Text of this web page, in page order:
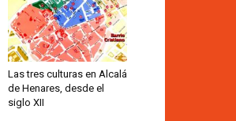
Las tres culturas en Alcalá
de Henares, desde el
siglo XII